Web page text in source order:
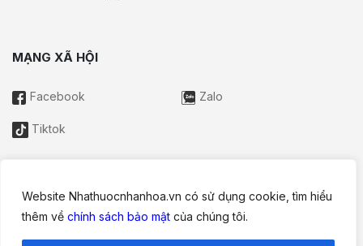
Website Nhathuocnhanhoa.vn có sử dụng cookie, tìm hiểu
thêm về chính sách bảo mật của chúng tôi.
MẠNG XÃ HỘI
Facebook Zalo
Tiktok
Thông tin trên website này chỉ mang tính chất nội bộ tham khảo;